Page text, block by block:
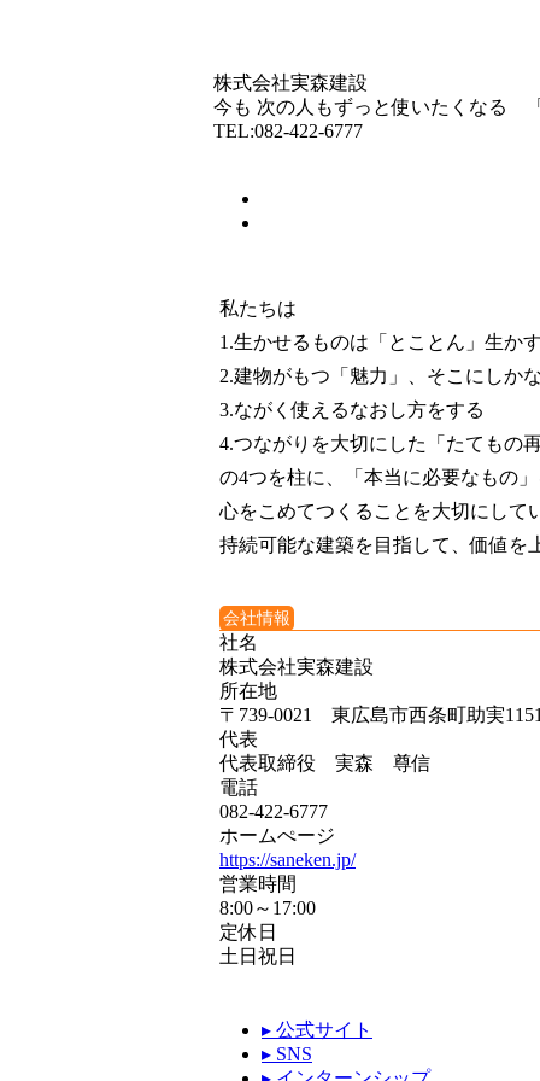
株式会社実森建設
今も 次の人もずっと使いたくなる
TEL:082-422-6777
私たちは
1.生かせるものは「とことん」生かす
2.建物がもつ「魅力」、そこにしか
3.ながく使えるなおし方をする
4.つながりを大切にした「たてもの再
の4つを柱に、「本当に必要なもの
心をこめてつくることを大切にして
持続可能な建築を目指して、価値を
会社情報
社名
株式会社実森建設
所在地
〒739-0021 東広島市西条町助実
代表
代表取締役 実森 尊信
電話
082-422-6777
ホームぺージ
https://saneken.jp/
営業時間
8:00～17:00
定休日
土日祝日
▸ 公式サイト
▸ SNS